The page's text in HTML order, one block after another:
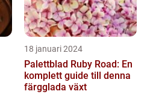
18 januari 2024
Palettblad Ruby Road: En
komplett guide till denna
färgglada växt